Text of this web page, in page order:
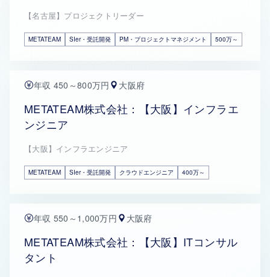
【名古屋】プロジェクトリーダー
METATEAM SIer・受託開発 PM・プロジェクトマネジメント 500万～
年収 450～800万円 大阪府
METATEAM株式会社：【大阪】インフラエ
ンジニア
【大阪】インフラエンジニア
METATEAM SIer・受託開発 クラウドエンジニア 400万～
年収 550～1,000万円 大阪府
METATEAM株式会社：【大阪】ITコンサル
タント